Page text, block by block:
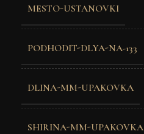
MESTO-USTANOVKI
PODHODIT-DLYA-NA-133
DLINA-MM-UPAKOVKA
SHIRINA-MM-UPAKOVKA